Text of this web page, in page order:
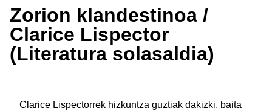
Zorion klandestinoa /
Clarice Lispector
(Literatura solasaldia)
Clarice Lispectorrek hizkuntza guztiak dakizki, baita